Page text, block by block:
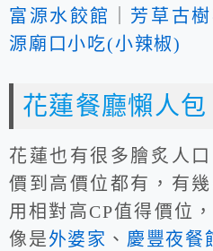
富源水餃館 芳草古樹
源廟口小吃(小辣椒)
花蓮餐廳懶人
花蓮也有很多膾炙人
價到高價位都有，有
用相對高CP值得價位
像是外婆家 、 慶豐夜餐